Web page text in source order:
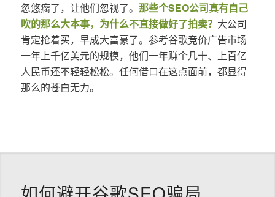
忽悠瘸了，让他们忽视了。 那些个SEO公司真有自己
吹的那么大本事，为什么不直接做好了拍卖？ 大公司
肯定抢着买，早成大富豪了。参考谷歌竞价广告市场
一年上千亿美元的规模，他们一年赚个几十、上百亿
人民币还不轻轻松松。任何借口在这点面前，都显得
那么的苍白无力。